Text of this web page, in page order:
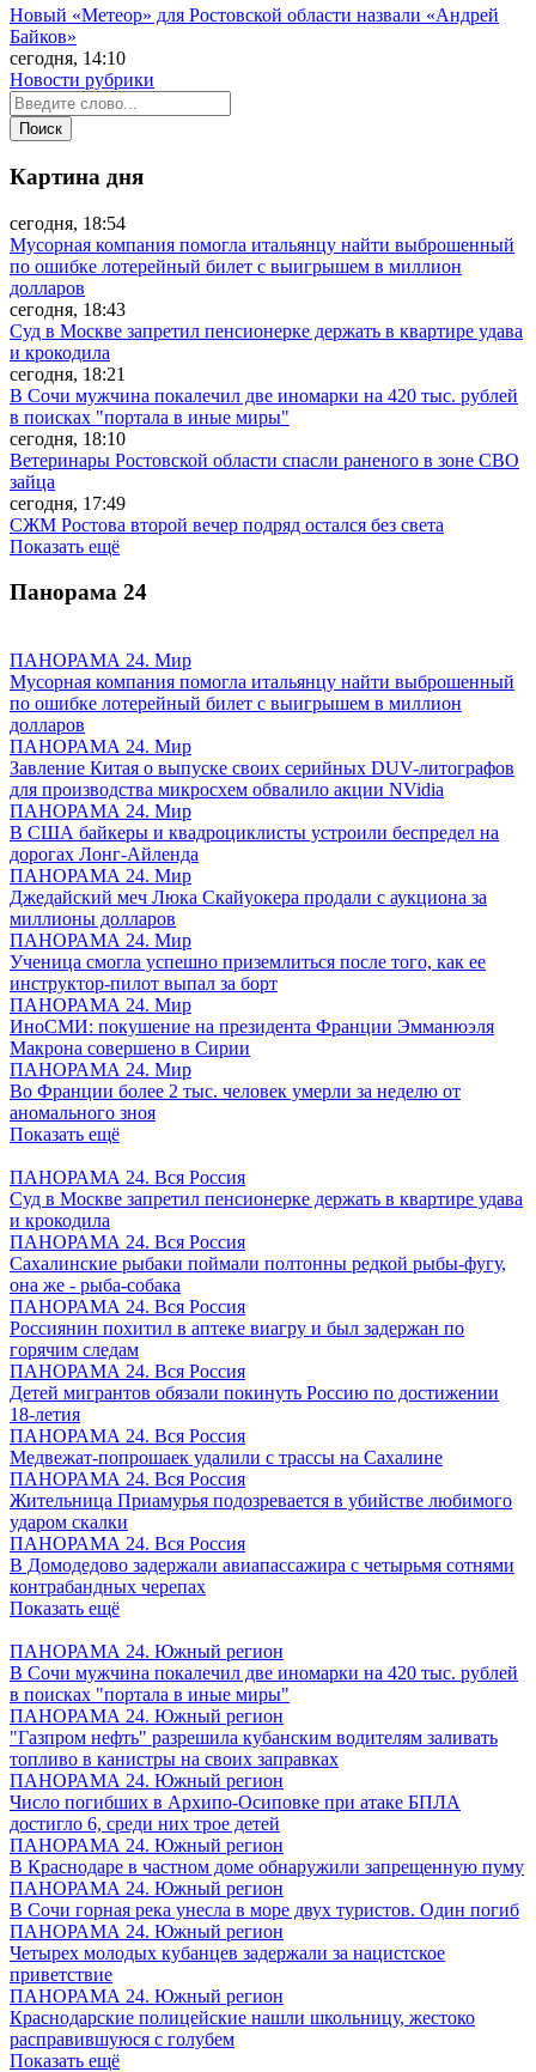
Новый «Метеор» для Ростовской области назвали «Андрей
Байков»
сегодня, 14:10
Новости рубрики
Картина дня
сегодня, 18:54
Мусорная компания помогла итальянцу найти выброшенный
по ошибке лотерейный билет с выигрышем в миллион
долларов
сегодня, 18:43
Суд в Москве запретил пенсионерке держать в квартире удава
и крокодила
сегодня, 18:21
В Сочи мужчина покалечил две иномарки на 420 тыс. рублей
в поисках "портала в иные миры"
сегодня, 18:10
Ветеринары Ростовской области спасли раненого в зоне СВО
зайца
сегодня, 17:49
СЖМ Ростова второй вечер подряд остался без света
Показать ещё
Панорама 24
ПАНОРАМА 24. Мир
Мусорная компания помогла итальянцу найти выброшенный
по ошибке лотерейный билет с выигрышем в миллион
долларов
ПАНОРАМА 24. Мир
Завление Китая о выпуске своих серийных DUV-литографов
для производства микросхем обвалило акции NVidia
ПАНОРАМА 24. Мир
В США байкеры и квадроциклисты устроили беспредел на
дорогах Лонг-Айленда
ПАНОРАМА 24. Мир
Джедайский меч Люка Скайуокера продали с аукциона за
миллионы долларов
ПАНОРАМА 24. Мир
Ученица смогла успешно приземлиться после того, как ее
инструктор-пилот выпал за борт
ПАНОРАМА 24. Мир
ИноСМИ: покушение на президента Франции Эмманюэля
Макрона совершено в Сирии
ПАНОРАМА 24. Мир
Во Франции более 2 тыс. человек умерли за неделю от
аномального зноя
Показать ещё
ПАНОРАМА 24. Вся Россия
Суд в Москве запретил пенсионерке держать в квартире удава
и крокодила
ПАНОРАМА 24. Вся Россия
Сахалинские рыбаки поймали полтонны редкой рыбы-фугу,
она же - рыба-собака
ПАНОРАМА 24. Вся Россия
Россиянин похитил в аптеке виагру и был задержан по
горячим следам
ПАНОРАМА 24. Вся Россия
Детей мигрантов обязали покинуть Россию по достижении
18-летия
ПАНОРАМА 24. Вся Россия
Медвежат-попрошаек удалили с трассы на Сахалине
ПАНОРАМА 24. Вся Россия
Жительница Приамурья подозревается в убийстве любимого
ударом скалки
ПАНОРАМА 24. Вся Россия
В Домодедово задержали авиапассажира с четырьмя сотнями
контрабандных черепах
Показать ещё
ПАНОРАМА 24. Южный регион
В Сочи мужчина покалечил две иномарки на 420 тыс. рублей
в поисках "портала в иные миры"
ПАНОРАМА 24. Южный регион
"Газпром нефть" разрешила кубанским водителям заливать
топливо в канистры на своих заправках
ПАНОРАМА 24. Южный регион
Число погибших в Архипо-Осиповке при атаке БПЛА
достигло 6, среди них трое детей
ПАНОРАМА 24. Южный регион
В Краснодаре в частном доме обнаружили запрещенную пуму
ПАНОРАМА 24. Южный регион
В Сочи горная река унесла в море двух туристов. Один погиб
ПАНОРАМА 24. Южный регион
Четырех молодых кубанцев задержали за нацистское
приветствие
ПАНОРАМА 24. Южный регион
Краснодарские полицейские нашли школьницу, жестоко
расправившуюся с голубем
Показать ещё